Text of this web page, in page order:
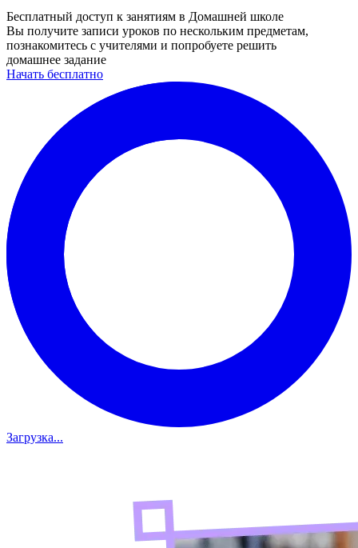
Бесплатный доступ к занятиям в Домашней школе
Вы получите записи уроков по нескольким предметам,
познакомитесь с учителями и попробуете решить
домашнее задание
Начать бесплатно
Загрузка...